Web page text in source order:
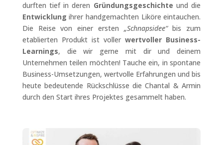
durften tief in deren Gründungsgeschichte und die
Entwicklung ihrer handgemachten Liköre eintauchen.
Die Reise von einer ersten „Schnapsidee“bis zum
etablierten Produkt ist vollerwertvoller Business-
Learnings, die wir gerne mit dir und deinem
Unternehmen teilen möchten! Tauche ein, in spontane
Business-Umsetzungen, wertvolle Erfahrungen und bis
heute bedeutende Rückschlüsse die Chantal & Armin
durch den Start ihres Projektes gesammelt haben.